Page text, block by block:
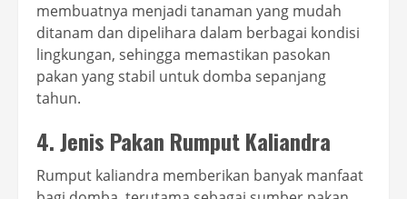
membuatnya menjadi tanaman yang mudah
ditanam dan dipelihara dalam berbagai kondisi
lingkungan, sehingga memastikan pasokan
pakan yang stabil untuk domba sepanjang
tahun.
4. Jenis Pakan Rumput Kaliandra
Rumput kaliandra memberikan banyak manfaat